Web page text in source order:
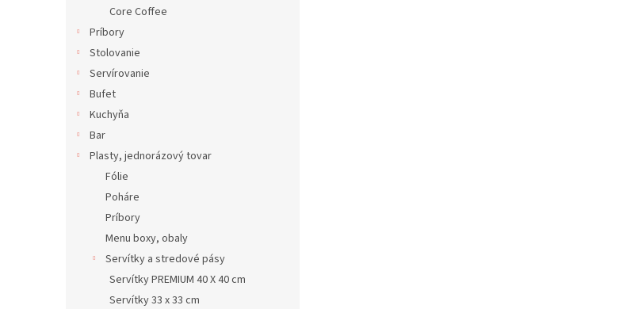
Core Coffee
Príbory
Stolovanie
Servírovanie
Bufet
Kuchyňa
Bar
Plasty, jednorázový tovar
Fólie
Poháre
Príbory
Menu boxy, obaly
Servítky a stredové pásy
Servítky PREMIUM 40 X 40 cm
Servítky 33 x 33 cm